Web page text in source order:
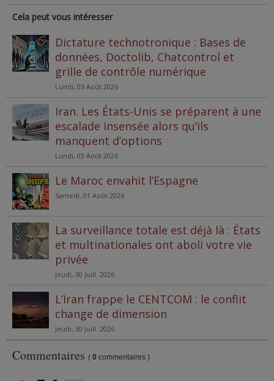
Cela peut vous intéresser
Dictature technotronique : Bases de
données, Doctolib, Chatcontrol et
grille de contrôle numérique
Lundi, 03 Août 2026
Iran. Les États-Unis se préparent à une
escalade insensée alors qu’ils
manquent d’options
Lundi, 03 Août 2026
Le Maroc envahit l’Espagne
Samedi, 01 Août 2026
La surveillance totale est déjà là : États
et multinationales ont aboli votre vie
privée
Jeudi, 30 Juill. 2026
L’Iran frappe le CENTCOM : le conflit
change de dimension
Jeudi, 30 Juill. 2026
Commentaires ( 0 commentaires )